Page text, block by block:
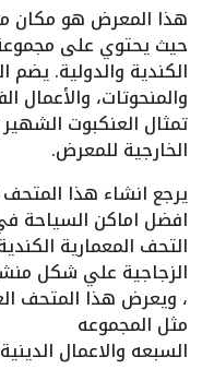
هذا المعرض هو مكان
حيث يحتوي على
الكندية والدولية. يضم
والمنحوتات، والأعمال
الخارجية للمعرض.
يرجع انشاء هذا
افضل اماكن السياحة
التحف المعمارية
الزجاجية علي شكل
، ويعرض هذا المتحف
مثل المجموعه
السبعه والاعمال